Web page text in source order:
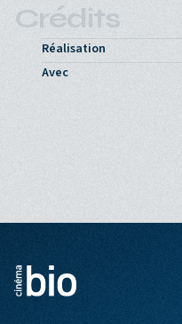
Crédits
Réalisation
Avec